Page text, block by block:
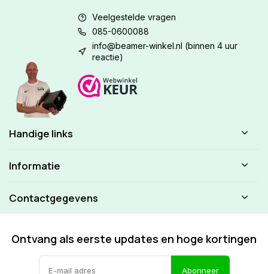
Veelgestelde vragen
085-0600088
info@beamer-winkel.nl (binnen 4 uur
reactie)
Handige links
Informatie
Contactgegevens
Ontvang als eerste updates en hoge kortingen
Abonneer